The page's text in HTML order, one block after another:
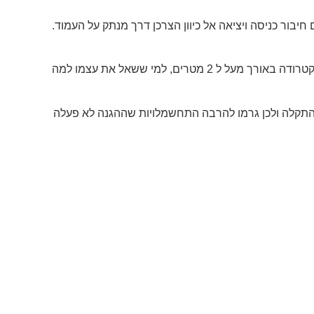
במערכת הגנה מסוג TT אנו מגיעים אל הצרכן עם 4 גידים (במתקן תלת מופעי או 2 במתקן חד מופעי) בקרבת מקום מותקנת אלקטרודה באורך מעל ל 2 מטרים, למי ששאל את עצמו למה
ולכן גרמו להרבה התחשמלויות שההגנה לא פעלה